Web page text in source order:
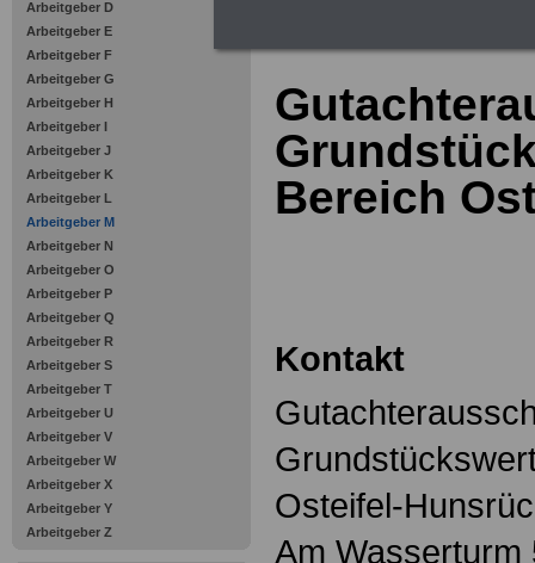
Arbeitgeber D
Arbeitgeber E
Arbeitgeber F
Arbeitgeber G
Arbeitgeber H
Arbeitgeber I
Arbeitgeber J
Arbeitgeber K
Arbeitgeber L
Arbeitgeber M
Arbeitgeber N
Arbeitgeber O
Arbeitgeber P
Arbeitgeber Q
Arbeitgeber R
Arbeitgeber S
Arbeitgeber T
Arbeitgeber U
Arbeitgeber V
Arbeitgeber W
Arbeitgeber X
Arbeitgeber Y
Arbeitgeber Z
Bereich
Kontakt
Osteifel-
Am Wasserturm